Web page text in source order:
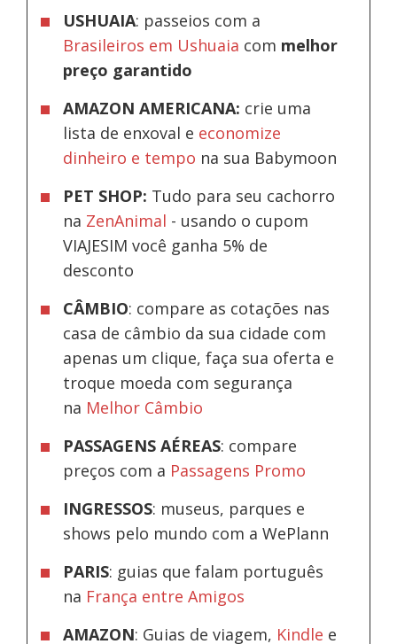
USHUAIA: passeios com a
Brasileiros em Ushuaia com melhor
preço garantido
AMAZON AMERICANA: crie uma
lista de enxoval e economize
dinheiro e tempo na sua Babymoon
PET SHOP: Tudo para seu cachorro
na ZenAnimal - usando o cupom
VIAJESIM você ganha 5% de
desconto
CÂMBIO: compare as cotações nas
casa de câmbio da sua cidade com
apenas um clique, faça sua oferta e
troque moeda com segurança
na Melhor Câmbio
PASSAGENS AÉREAS: compare
preços com a Passagens Promo
INGRESSOS: museus, parques e
shows pelo mundo com a WePlann
PARIS: guias que falam português
na França entre Amigos
AMAZON: Guias de viagem, Kindle e